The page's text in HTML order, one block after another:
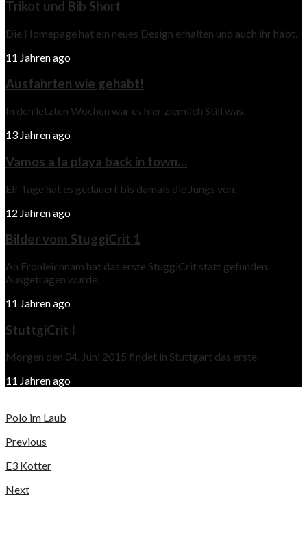
Trikot und Bib Short
Die Homepage hat ein neues Design erhalten und auch ihr habt.
11 Jahren ago
Ausfahrten wie gehabt!
In den letzten Wochen war es hier ziemlich Still was.
13 Jahren ago
Vamos a la playa back in town…
Elf Tage hat es gedauert bis damals die Jungs von.
12 Jahren ago
Bilder vom StuggiCrit 1
An Fronleichnam hat das erste StuggiCrit statt gefunden.
Ausgetragen wurde.
11 Jahren ago
StuttgiCrit I
Morgen den 04. Juni 2015 findet in Stuttgart das erste.
11 Jahren ago
Polo im Laub
Previous
E3 Kotter
Next